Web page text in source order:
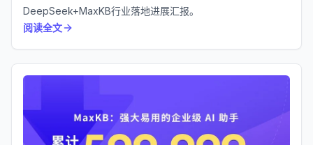
DeepSeek+MaxKB行业落地进展汇报。
阅读全文